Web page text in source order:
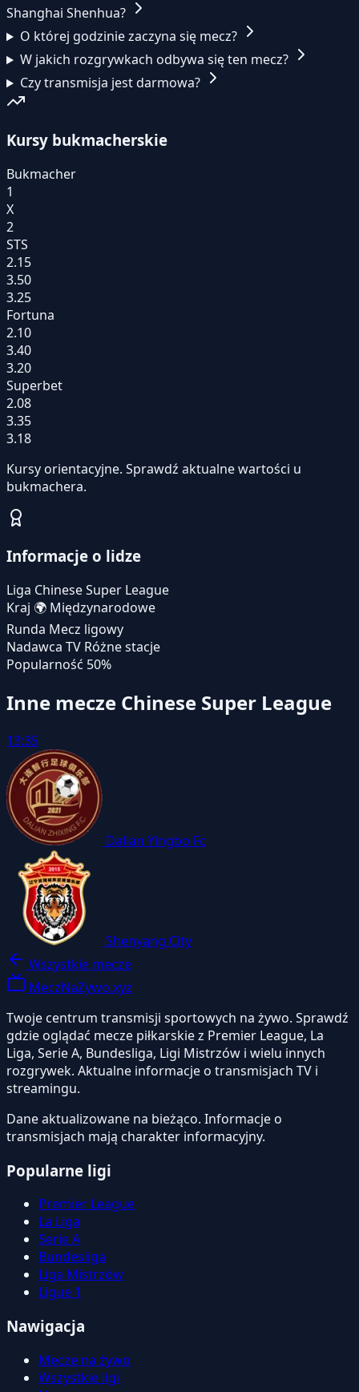
Shanghai Shenhua?
O której godzinie zaczyna się mecz?
W jakich rozgrywkach odbywa się ten mecz?
Czy transmisja jest darmowa?
Kursy bukmacherskie
Bukmacher
1
X
2
STS
2.15
3.50
3.25
Fortuna
2.10
3.40
3.20
Superbet
2.08
3.35
3.18
Kursy orientacyjne. Sprawdź aktualne wartości u
bukmachera.
Informacje o lidze
Liga Chinese Super League
Kraj 🌍 Międzynarodowe
Runda Mecz ligowy
Nadawca TV Różne stacje
Popularność 50%
Inne mecze Chinese Super League
13:35
Dalian Yingbo Fc
Shenyang City
Wszystkie mecze
MeczNaZywo.xyz
Twoje centrum transmisji sportowych na żywo. Sprawdź
gdzie oglądać mecze piłkarskie z Premier League, La
Liga, Serie A, Bundesliga, Ligi Mistrzów i wielu innych
rozgrywek. Aktualne informacje o transmisjach TV i
streamingu.
Dane aktualizowane na bieżąco. Informacje o
transmisjach mają charakter informacyjny.
Popularne ligi
Premier League
La Liga
Serie A
Bundesliga
Liga Mistrzów
Ligue 1
Nawigacja
Mecze na żywo
Wszystkie ligi